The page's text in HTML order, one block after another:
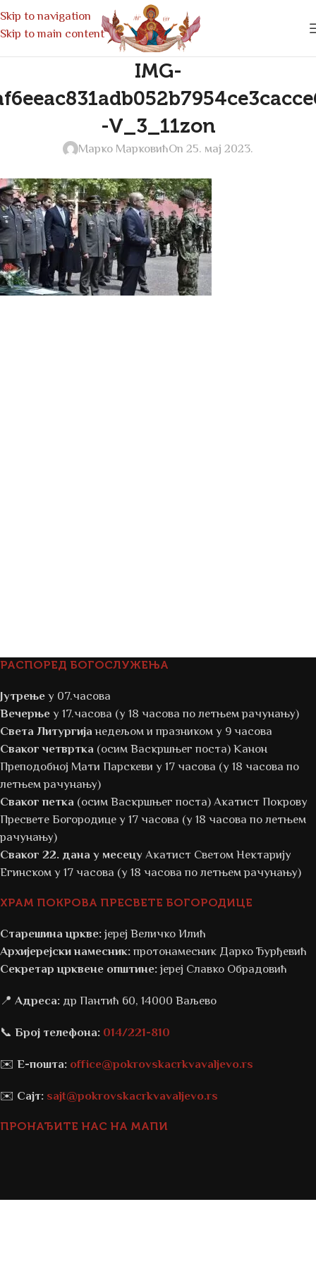
Skip to navigation
Skip to main content
IMG-
-V_3_11zon
Марко МарковићOn 25. мај 2023.
РАСПОРЕД БОГОСЛУЖЕЊА
Јутрење у 07.часова
Вечерње у 17.часова (у 18 часова по летњем рачунању)
Света Литургија недељом и празником у 9 часова
Сваког четвртка (осим Васкршњег поста) Канон
Преподобној Мати Парскеви у 17 часова (у 18 часова по
летњем рачунању)
Сваког петка (осим Васкршњег поста) Акатист Покрову
Пресвете Богородице у 17 часова (у 18 часова по летњем
рачунању)
Сваког 22. дана у месецу Акатист Светом Нектарију
Егинском у 17 часова (у 18 часова по летњем рачунању)
ХРАМ ПОКРОВА ПРЕСВЕТЕ БОГОРОДИЦЕ
Старешина цркве:јереј Величко Илић
Архијерејски намесник:протонамесник Дарко Ђурђевић
Секретар црквене општине:јереј Славко Обрадовић
📍 Адреса: др Пантић 60, 14000 Ваљево
📞 Број телефона: 014/221-810
✉️ Е-пошта: office@pokrovskacrkvavaljevo.rs
✉️ Сајт: sajt@pokrovskacrkvavaljevo.rs
ПРОНАЂИТЕ НАС НА МАПИ